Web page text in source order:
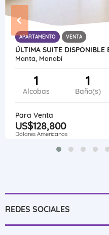
APARTAMENTO VENTA
ÚLTIMA SUITE DISPONIBLE
Manta, Manabí
1
Alcobas
1
Baño(s)
Para Venta
US$128,800
Dólares Americanos
REDES SOCIALES